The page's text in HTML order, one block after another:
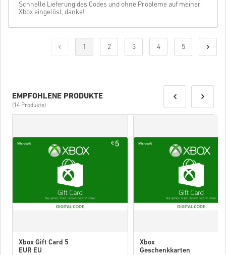
Schnelle Lieferung des Codes und ohne Probleme auf meiner
Xbox eingelöst, danke!
1 2 3 4 5
EMPFOHLENE PRODUKTE
(14 Produkte)
Xbox Gift Card 5
EUR EU
Xbox
Geschenkkarten